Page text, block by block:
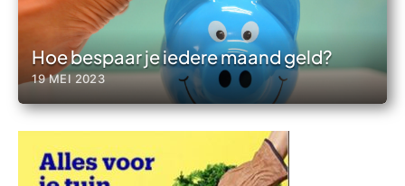
Hoe bespaar je iedere maand geld?
19 MEI 2023